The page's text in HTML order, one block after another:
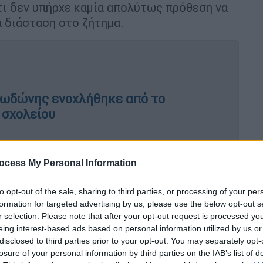
My Personal Information
opt-out of the sale, sharing to third parties, or processing of your
for targeted advertising by us, please use the below opt-out
selection. Please note that after your opt-out request is processed
interest-based ads based on personal information utilized by us
to third parties prior to your opt-out. You may separately
of your personal information by third parties on the IAB’s list of
δεν υπήρχε καμία απολύτως πρόθεση να
διάσταση στο ζήτημα.
ενοχλήθηκε από το
μου από όλους τους
τους απέναντι στην άδικη επίθεση που
για να τοποθετηθούν» σημειώνει
ΣχολείουΖακύνθουγια το